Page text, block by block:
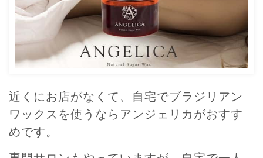
近くにお店がなくて、自宅でブラジリアン
ワックスを使うならアンジェリカがおすす
めです。